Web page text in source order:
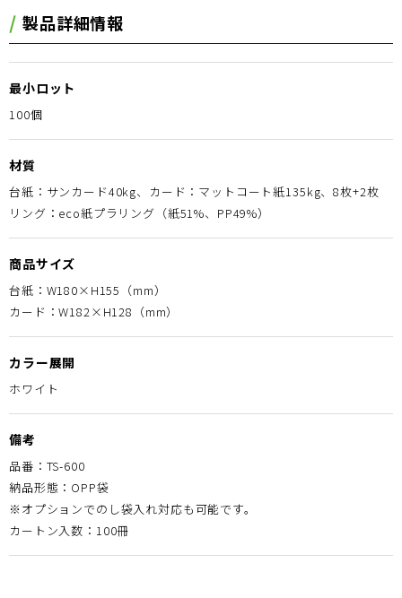
製品詳細情報
最小ロット
100個
材質
台紙：サンカード40kg、カード：マットコート紙135kg、8枚+2枚
リング：eco紙プラリング（紙51%、PP49%）
商品サイズ
台紙：W180×H155（mm）
カード：W182×H128（mm）
カラー展開
ホワイト
備考
品番：TS-600
納品形態：OPP袋
※オプションでのし袋入れ対応も可能です。
カートン入数：100冊